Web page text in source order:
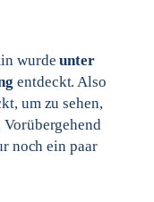
wurdeunter
entdeckt. Also
um zu sehen,
Vorübergehend
noch ein paar